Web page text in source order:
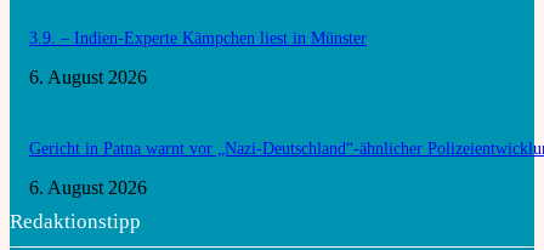
3.9. – Indien-Experte Kämpchen liest in Münster
6. August 2026
Gericht in Patna warnt vor „Nazi-Deutschland“-ähnlicher
6. August 2026
Redaktionstipp